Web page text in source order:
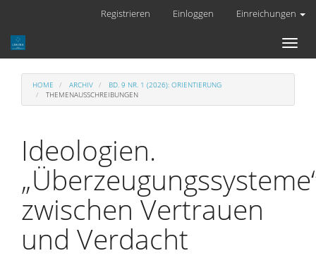
Registrieren Einloggen Einreichungen
Toggle
HOME ARCHIV
BD. 9 NR. 1 (2026): ORIENTIERUNG
THEMENAUSSCHREIBUNGEN
Ideologien.
zwischen Vertrauen
und Verdacht